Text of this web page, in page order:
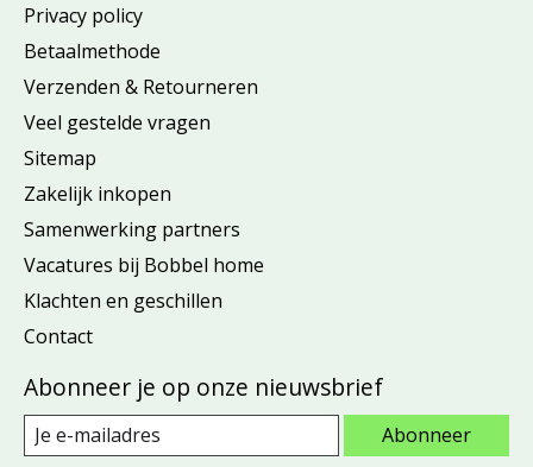
Privacy policy
Betaalmethode
Verzenden & Retourneren
Veel gestelde vragen
Sitemap
Zakelijk inkopen
Samenwerking partners
Vacatures bij Bobbel home
Klachten en geschillen
Contact
Abonneer je op onze nieuwsbrief
Abonneer